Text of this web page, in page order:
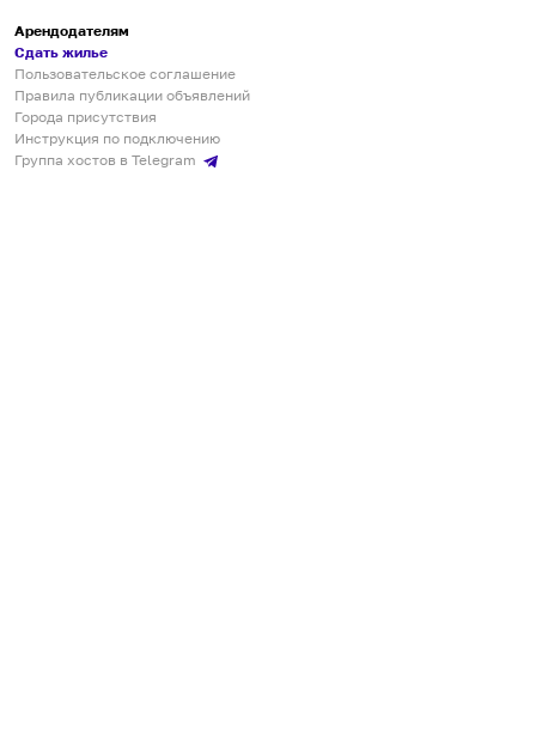
Арендодателям
Сдать жилье
Пользовательское соглашение
Правила публикации объявлений
Города присутствия
Инструкция по подключению
Группа хостов в Telegram